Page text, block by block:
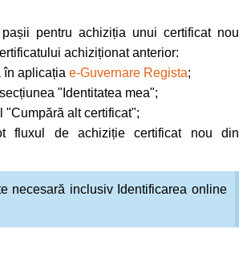
pentru achiziția unui certificat nou
achiziționat anterior:
în aplicația e-Guvernare Regista;
"Identitatea mea";
"Cumpără alt certificat";
fluxul de achiziție certificat nou din
necesară inclusiv Identificarea online